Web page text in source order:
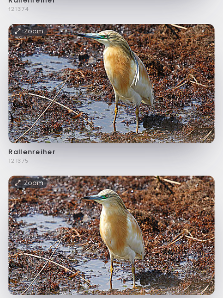
f21374
Zoom
Rallenreiher
f21375
Zoom